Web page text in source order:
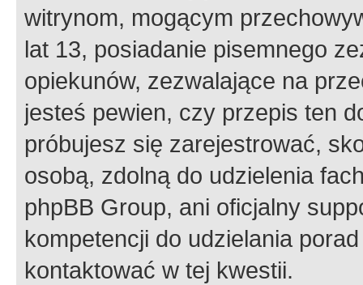
witrynom, mogącym
lat 13, posiadanie pisemnego
opiekunów, zezwalające na
jesteś pewien, czy przepis ten
próbujesz się zarejestrować,
osobą, zdolną do udzielenia
phpBB Group, ani oficjalny
kompetencji do udzielania
kontaktować w tej kwestii.